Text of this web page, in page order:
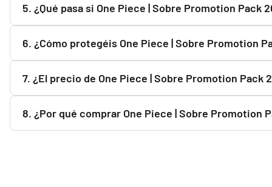
5. ¿Qué pasa si One Piece | Sobre Promotion Pack
6. ¿Cómo protegéis One Piece | Sobre Promotion
7. ¿El precio de One Piece | Sobre Promotion Pack
vigente en ese momento.
8. ¿Por qué comprar One Piece | Sobre Promotion